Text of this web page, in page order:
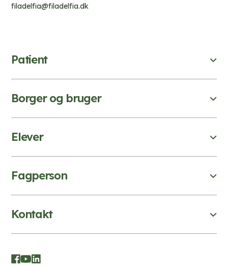
filadelfia@filadelfia.dk
Patient
Borger og bruger
Elever
Fagperson
Kontakt